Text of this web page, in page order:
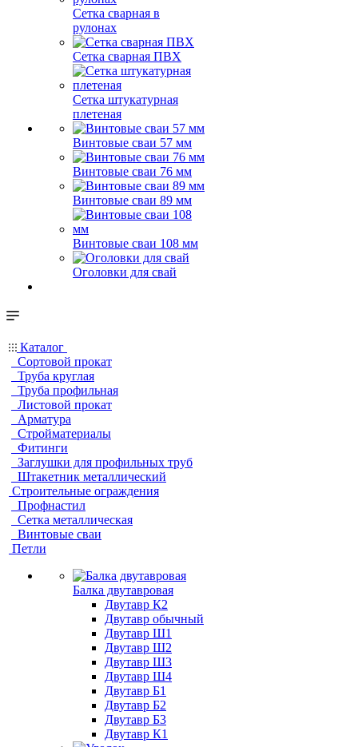
Сетка сварная в
рулонах
Сетка сварная ПВХ
Сетка штукатурная
плетеная
Винтовые сваи 57 мм
Винтовые сваи 76 мм
Винтовые сваи 89 мм
Винтовые сваи 108 мм
Оголовки для свай
Каталог
Сортовой прокат
Труба круглая
Труба профильная
Листовой прокат
Арматура
Стройматериалы
Фитинги
Заглушки для профильных труб
Штакетник металлический
Строительные ограждения
Профнастил
Сетка металлическая
Винтовые сваи
Петли
Балка двутавровая
Двутавр К2
Двутавр обычный
Двутавр Ш1
Двутавр Ш2
Двутавр Ш3
Двутавр Ш4
Двутавр Б1
Двутавр Б2
Двутавр Б3
Двутавр К1